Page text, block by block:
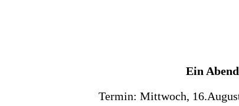
Ein
Termin: Mittwoch,